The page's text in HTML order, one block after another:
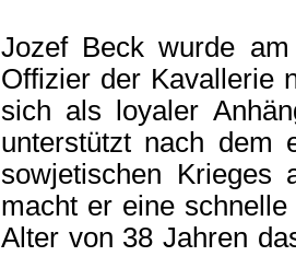
Jozef Beck wurde
Offizier der Kavallerie
sich als loyaler
unterstützt nach dem
sowjetischen Krieges
macht er eine
Alter von 38 Jahren